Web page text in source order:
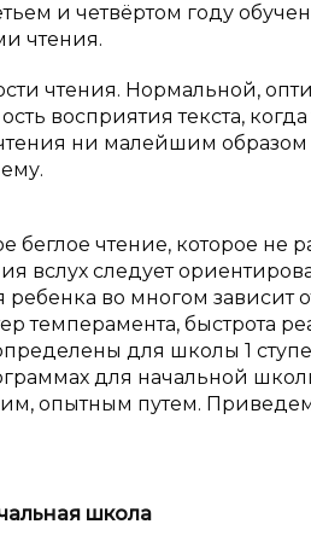
и четвёртом году
чтения.
чтения. Нормальной,
восприятия текста,
ни малейшим
беглое чтение, которое не
вслух следует
во многом зависит
темперамента, быстрота
для школы 1
для начальной
опытным путем.
школа